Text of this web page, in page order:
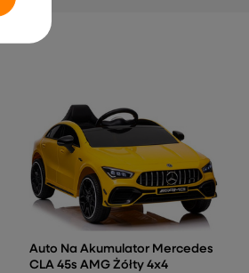
Auto Na Akumulator Mercedes
CLA 45s AMG Żółty 4x4